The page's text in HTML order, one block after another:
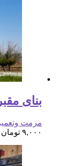
بنای
مرمت
۹,۰۰۰ تومان